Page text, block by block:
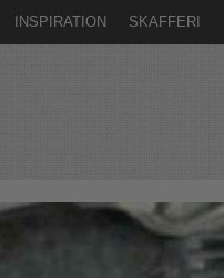
INSPIRATION SKAFFERI